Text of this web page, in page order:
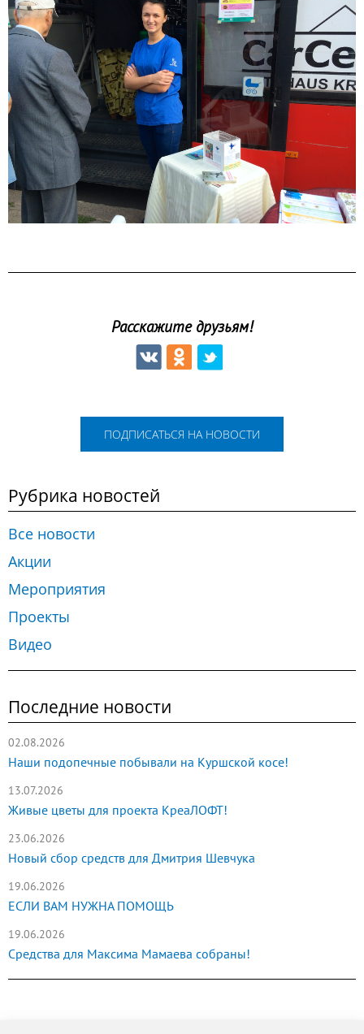
Расскажите друзьям!
ПОДПИСАТЬСЯ НА НОВОСТИ
Рубрика новостей
Все новости
Акции
Мероприятия
Проекты
Видео
Последние новости
02.08.2026
Наши подопечные побывали на Куршской косе!
13.07.2026
Живые цветы для проекта КреаЛОФТ!
23.06.2026
Новый сбор средств для Дмитрия Шевчука
19.06.2026
ЕСЛИ ВАМ НУЖНА ПОМОЩЬ
19.06.2026
Средства для Максима Мамаева собраны!